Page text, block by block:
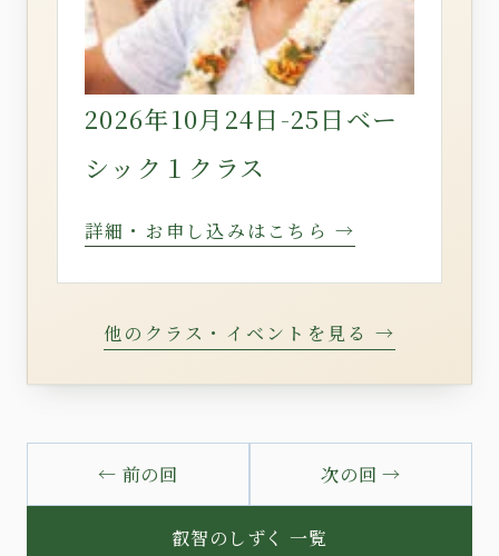
2026年10月24日-25日ベー
シック１クラス
詳細・お申し込みはこちら →
他のクラス・イベントを見る →
← 前の回
叡智のしずく 一覧
次の回 →